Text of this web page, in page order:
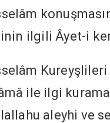
ilgili Âyet-i
Kureyşlileri
ile ilgi
aleyhi ve